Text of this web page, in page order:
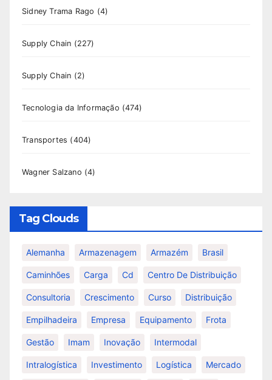
Sidney Trama Rago (4)
Supply Chain (227)
Supply Chain (2)
Tecnologia da Informação (474)
Transportes (404)
Wagner Salzano (4)
Tag Clouds
Alemanha Armazenagem Armazém Brasil
Caminhões Carga Cd Centro De Distribuição
Consultoria Crescimento Curso Distribuição
Empilhadeira Empresa Equipamento Frota
Gestão Imam Inovação Intermodal
Intralogística Investimento Logística Mercado